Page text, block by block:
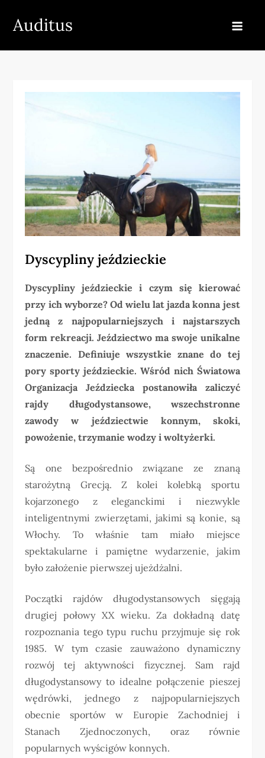
Auditus
Dyscypliny jeździeckie
Dyscypliny jeździeckie i czym się kierować
przy ich wyborze? Od wielu lat jazda konna jest
jedną z najpopularniejszych i najstarszych
form rekreacji. Jeździectwo ma swoje unikalne
znaczenie. Definiuje wszystkie znane do tej
pory sporty jeździeckie. Wśród nich Światowa
Organizacja Jeździecka postanowiła zaliczyć
rajdy długodystansowe, wszechstronne
zawody w jeździectwie konnym, skoki,
powożenie, trzymanie wodzy i woltyżerki.
Są one bezpośrednio związane ze znaną
starożytną Grecją. Z kolei kolebką sportu
kojarzonego z eleganckimi i niezwykle
inteligentnymi zwierzętami, jakimi są konie, są
Włochy. To właśnie tam miało miejsce
spektakularne i pamiętne wydarzenie, jakim
było założenie pierwszej ujeżdżalni.
Początki rajdów długodystansowych sięgają
drugiej połowy XX wieku. Za dokładną datę
rozpoznania tego typu ruchu przyjmuje się rok
1985. W tym czasie zauważono dynamiczny
rozwój tej aktywności fizycznej. Sam rajd
długodystansowy to idealne połączenie pieszej
wędrówki, jednego z najpopularniejszych
obecnie sportów w Europie Zachodniej i
Stanach Zjednoczonych, oraz równie
popularnych wyścigów konnych.